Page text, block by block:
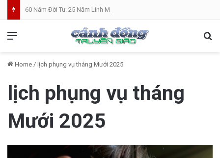
Home / lịch phụng vụ tháng Mưới 2025
lịch phụng vụ tháng
Mưới 2025